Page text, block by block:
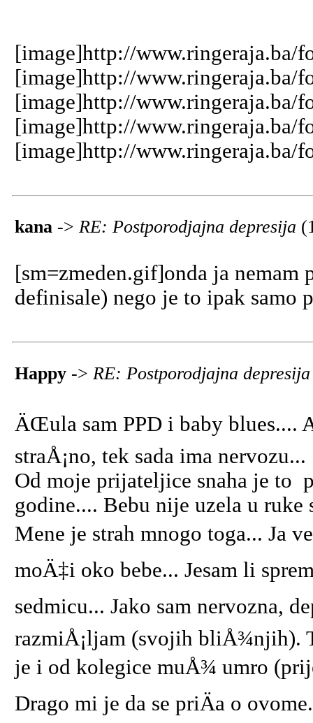
[image]http://www.ringeraja.ba/
[image]http://www.ringeraja.ba/
[image]http://www.ringeraja.ba/
[image]http://www.ringeraja.ba/
[image]http://www.ringeraja.ba/
kana -> RE: Postporodjajna depresija
[sm=zmeden.gif]onda ja
definisale) nego je to ipak samo
Happy -> RE: Postporodjajna
ÄŒula sam PPD i baby blues....
straÅ¡no, tek sada ima nervozu...
Od moje prijateljice snaha je to
godine.... Bebu nije uzela u ruke
Mene je strah mnogo toga... Ja
moÄ‡i oko bebe... Jesam li
sedmicu... Jako sam nervozna,
razmiÅ¡ljam (svojih bliÅ¾njih).
je i od kolegice muÅ¾ umro
Drago mi je da se priÄa o